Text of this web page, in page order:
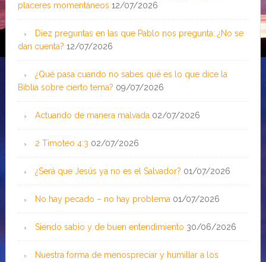
placeres momentáneos 12/07/2026
Diez preguntas en las que Pablo nos pregunta: ¿No se
dan cuenta? 12/07/2026
¿Qué pasa cuando no sabes qué es lo que dice la
Biblia sobre cierto tema? 09/07/2026
Actuando de manera malvada 02/07/2026
2 Timoteo 4:3 02/07/2026
¿Será que Jesús ya no es el Salvador? 01/07/2026
No hay pecado – no hay problema 01/07/2026
Siendo sabio y de buen entendimiento 30/06/2026
Nuestra forma de menospreciar y humillar a los